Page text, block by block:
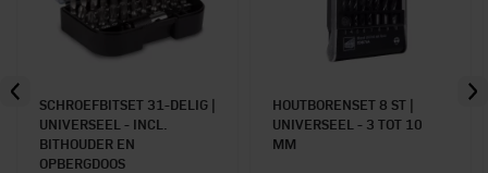
SCHROEFBITSET 31-DELIG |
UNIVERSEEL - INCL.
BITHOUDER EN
OPBERGDOOS
HOUTBORENSET 8 ST |
UNIVERSEEL - 3 TOT 10
MM